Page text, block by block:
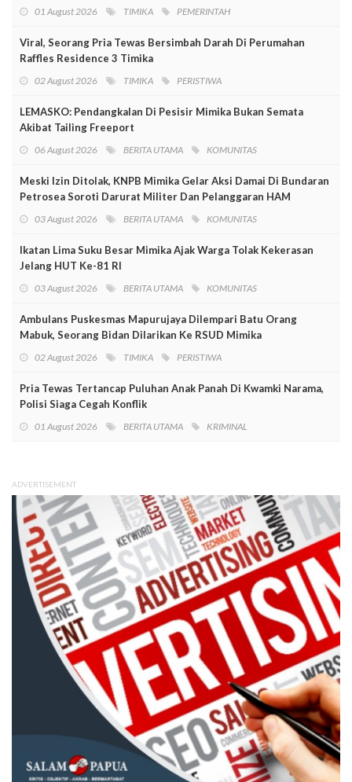
01 August 2026 TIMIKA PEMERINTAH
Viral, Seorang Pria Tewas Bersimbah Darah Di Perumahan
Raffles Residence 3 Timika
02 August 2026 TIMIKA PERISTIWA
LEMASKO: Pendangkalan Di Pesisir Mimika Bukan Semata
Akibat Tailing Freeport
06 August 2026 BERITA UTAMA KOMUNITAS
Meski Izin Ditolak, KNPB Mimika Gelar Aksi Damai Di Bundaran
Petrosea Soroti Darurat Militer Dan Pelanggaran HAM
03 August 2026 BERITA UTAMA KOMUNITAS
Ikatan Lima Suku Besar Mimika Ajak Warga Tolak Kekerasan
Jelang HUT Ke-81 RI
03 August 2026 BERITA UTAMA KOMUNITAS
Ambulans Puskesmas Mapurujaya Dilempari Batu Orang
Mabuk, Seorang Bidan Dilarikan Ke RSUD Mimika
02 August 2026 TIMIKA PERISTIWA
Pria Tewas Tertancap Puluhan Anak Panah Di Kwamki Narama,
Polisi Siaga Cegah Konflik
01 August 2026 BERITA UTAMA KRIMINAL
ADVERTISEMENT